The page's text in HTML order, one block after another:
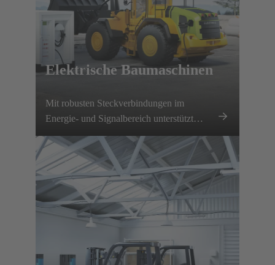
Elektrische Baumaschinen
Mit robusten Steckverbindungen im
Energie- und Signalbereich unterstützt
HARTING diese Entwicklung und trägt zu
einer Dekarbonisierung des
Baumaschinensektors bei.​